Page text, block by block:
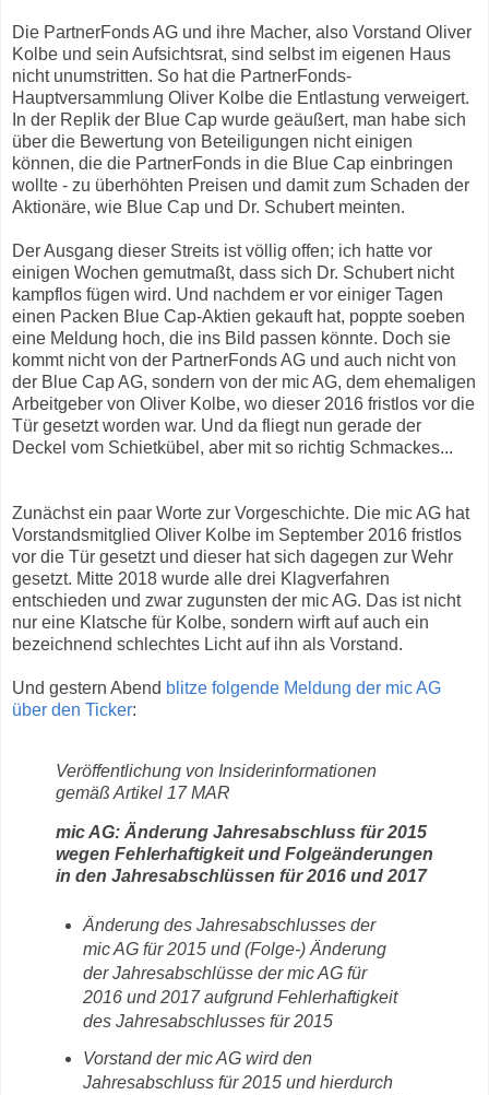
Die PartnerFonds AG und ihre Macher, also Vorstand Oliver
Kolbe und sein Aufsichtsrat, sind selbst im eigenen Haus
nicht unumstritten. So hat die PartnerFonds-
Hauptversammlung Oliver Kolbe die Entlastung verweigert.
In der Replik der Blue Cap wurde geäußert, man habe sich
über die Bewertung von Beteiligungen nicht einigen
können, die die PartnerFonds in die Blue Cap einbringen
wollte - zu überhöhten Preisen und damit zum Schaden der
Aktionäre, wie Blue Cap und Dr. Schubert meinten.
Der Ausgang dieser Streits ist völlig offen; ich hatte vor
einigen Wochen gemutmaßt, dass sich Dr. Schubert nicht
kampflos fügen wird. Und nachdem er vor einiger Tagen
einen Packen Blue Cap-Aktien gekauft hat, poppte soeben
eine Meldung hoch, die ins Bild passen könnte. Doch sie
kommt nicht von der PartnerFonds AG und auch nicht von
der Blue Cap AG, sondern von der mic AG, dem ehemaligen
Arbeitgeber von Oliver Kolbe, wo dieser 2016 fristlos vor die
Tür gesetzt worden war. Und da fliegt nun gerade der
Deckel vom Schietkübel, aber mit so richtig Schmackes...
Zunächst ein paar Worte zur Vorgeschichte. Die mic AG hat
Vorstandsmitglied Oliver Kolbe im September 2016 fristlos
vor die Tür gesetzt und dieser hat sich dagegen zur Wehr
gesetzt. Mitte 2018 wurde alle drei Klagverfahren
entschieden und zwar zugunsten der mic AG. Das ist nicht
nur eine Klatsche für Kolbe, sondern wirft auf auch ein
bezeichnend schlechtes Licht auf ihn als Vorstand.
Und gestern Abend blitze folgende Meldung der mic AG
über den Ticker:
Veröffentlichung von Insiderinformationen
gemäß Artikel 17 MAR
mic AG: Änderung Jahresabschluss für 2015
wegen Fehlerhaftigkeit und Folgeänderungen
in den Jahresabschlüssen für 2016 und 2017
Änderung des Jahresabschlusses der
mic AG für 2015 und (Folge-) Änderung
der Jahresabschlüsse der mic AG für
2016 und 2017 aufgrund Fehlerhaftigkeit
des Jahresabschlusses für 2015
Vorstand der mic AG wird den
Jahresabschluss für 2015 und hierdurch